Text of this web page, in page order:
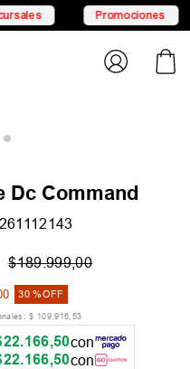
Promociones
Dc Command
$189.999,00
30 %OFF
$ 109.916,53
22.166,50con
22.166,50con